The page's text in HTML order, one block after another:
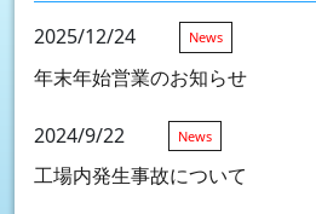
2025/12/24 News
年末年始営業のお知らせ
2024/9/22 News
工場内発生事故について